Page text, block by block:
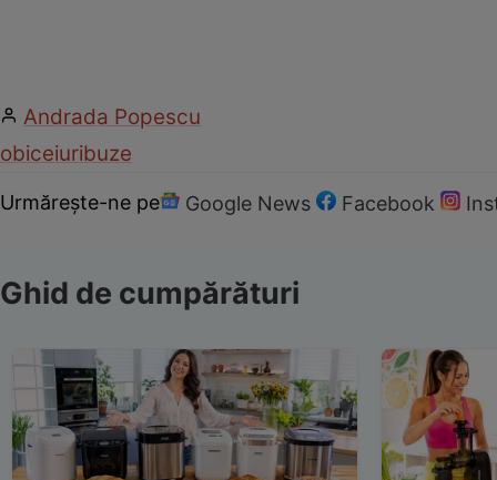
Andrada Popescu
obiceiuribuze
Urmărește-ne pe Google News Facebook
Ghid de cumpărături